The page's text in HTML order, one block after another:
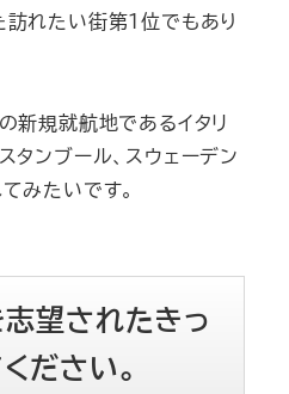
訪れたい街第1位でもあり
新規就航地であるイタリ
タンブール、スウェーデン
みたいです。
望されたきっ
ださい。